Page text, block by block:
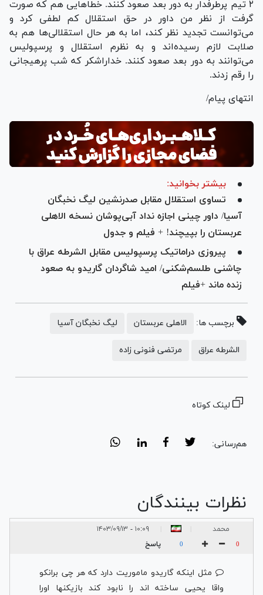
۲ تیم پرطرفدار به دور بعد صعود کنند. خطا‌هایی هم که صورت
گرفت از نظر من داور در حق استقلال کم لطفی کرد و
می‌توانست تجدید نظر کند، اما به هر حال استقلالی‌ها هم به
صلابت لازم رسیده‌اند و به نظرم استقلال و پرسپولیس
می‌توانند به دور بعد صعود کنند. خداراشکر که شب پرهیجانی
را رقم زدند.
انتهای پیام/
بیشتر بخوانید:
تساوی استقلال مقابل صدرنشین لیگ نخبگان
آسیا/ داور چینی اجازه نداد آبی‌پوشان نسخه الاهلی
عربستان را بپیچند! + فیلم و جدول
پیروزی دراماتیک پرسپولیس مقابل الشرطه عراق با
چاشنی طلسم‌شکنی/ امید شاگردان گاریدو به صعود
زنده ماند +فیلم
برچسب ها: الاهلی عربستان لیگ نخبگان آسیا
الشرطه عراق مرتضی فنونی زاده
لینک کوتاه
هم‌رسانی:
نظرات بینندگان
محمد ۱۰:۰۹ - ۱۴۰۳/۰۹/۱۳
0
0 پاسخ
مثل اینکه گاریدو ماموریت دارد که هر چی برانکو
واقا یحیی ساخته اند را نابود کند بازیکنها اورا